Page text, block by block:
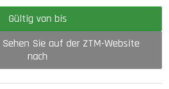
Gültig von bis
Sie auf der ZTM-Website
nach